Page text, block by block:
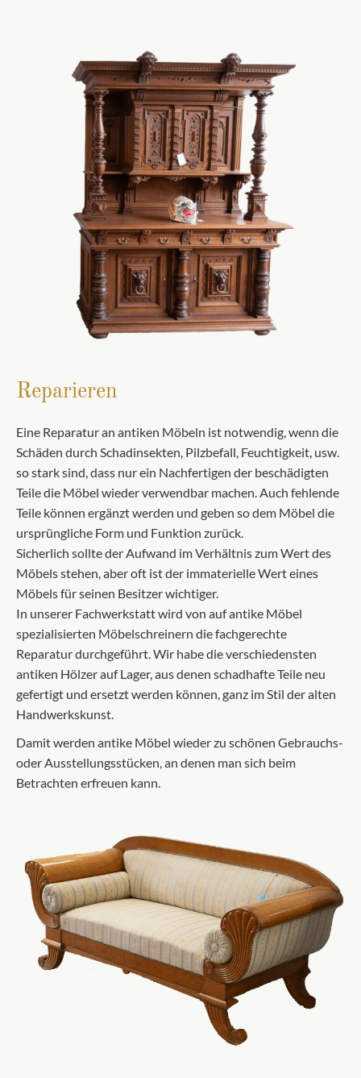
Reparieren
Eine Reparatur an antiken Möbeln ist notwendig, wenn die
Schäden durch Schadinsekten, Pilzbefall, Feuchtigkeit, usw.
so stark sind, dass nur ein Nachfertigen der beschädigten
Teile die Möbel wieder verwendbar machen. Auch fehlende
Teile können ergänzt werden und geben so dem Möbel die
ursprüngliche Form und Funktion zurück.
Sicherlich sollte der Aufwand im Verhältnis zum Wert des
Möbels stehen, aber oft ist der immaterielle Wert eines
Möbels für seinen Besitzer wichtiger.
In unserer Fachwerkstatt wird von auf antike Möbel
spezialisierten Möbelschreinern die fachgerechte
Reparatur durchgeführt. Wir habe die verschiedensten
antiken Hölzer auf Lager, aus denen schadhafte Teile neu
gefertigt und ersetzt werden können, ganz im Stil der alten
Handwerkskunst.
Damit werden antike Möbel wieder zu schönen Gebrauchs-
oder Ausstellungsstücken, an denen man sich beim
Betrachten erfreuen kann.